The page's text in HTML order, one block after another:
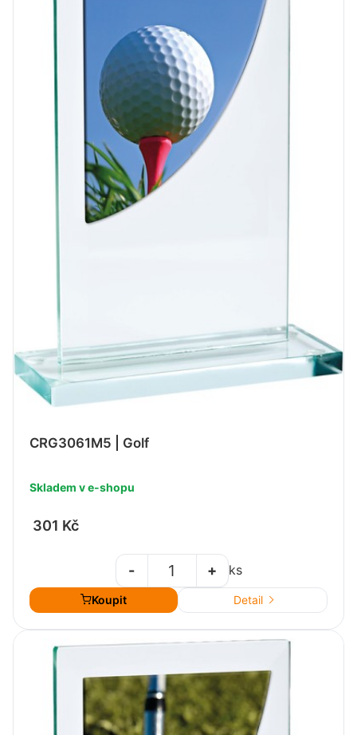
CRG3061M5 | Golf
Skladem v e-shopu
301 Kč
+
- ks
Koupit Detail